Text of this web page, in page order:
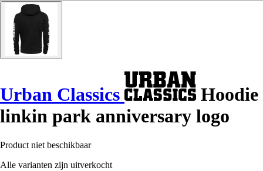
Urban Classics
Hoodie
linkin park anniversary logo
Product niet beschikbaar
Alle varianten zijn uitverkocht